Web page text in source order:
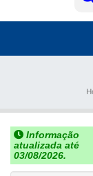
Informação
atualizada até
03/08/2026.